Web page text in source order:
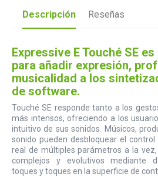
Descripción Reseñas
Expressive E Touché SE
para añadir expresión,
musicalidad a los
de software.
Touché SE responde tanto a los
más intensos, ofreciendo a los
intuitivo de sus sonidos. Músicos,
sonido pueden desbloquear el
real de múltiples parámetros a la
complejos y evolutivos mediante
toques y toques en la superficie de